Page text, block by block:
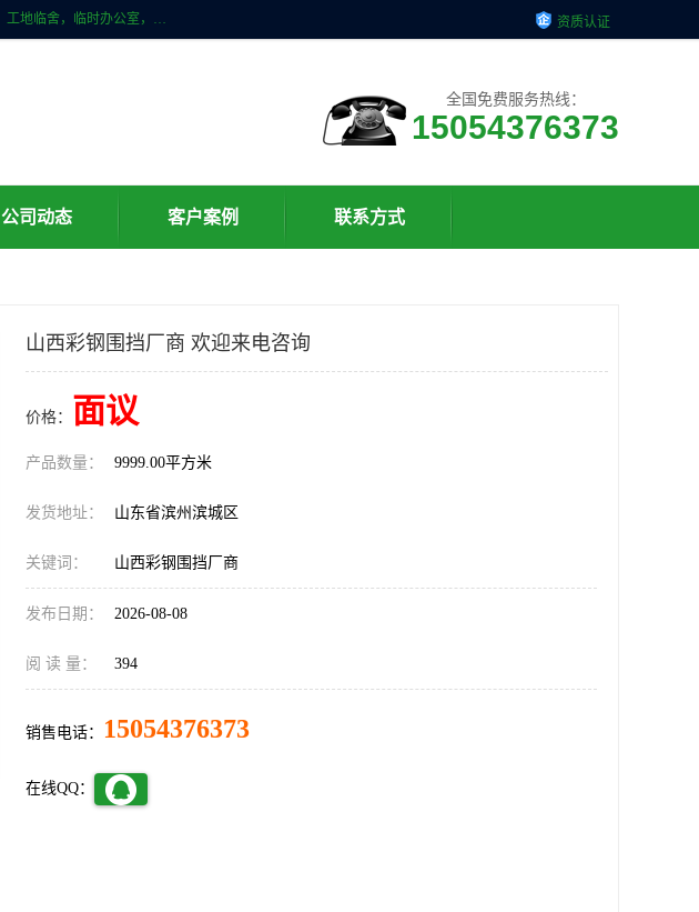
山东滨州科宇钢构工程有限公司是一家专业生产安装钢结构，彩钢房，活动房。主要产品有：彩钢房，活动房，彩钢围挡，工地临舍，临时办公室，民用建筑等生成安装；我们一贯坚持；诚信经营，薄利多销的经营理念。愿与广大的新老客户共创美好未来 资质认证
全国免费服务热线：
15054376373
公司动态 客户案例 联系方式
山西彩钢围挡厂商 欢迎来电咨询
价格： 面议
产品数量： 9999.00平方米
发货地址： 山东省滨州滨城区
关键词： 山西彩钢围挡厂商
发布日期： 2026-08-08
阅 读 量： 394
销售电话： 15054376373
在线QQ：